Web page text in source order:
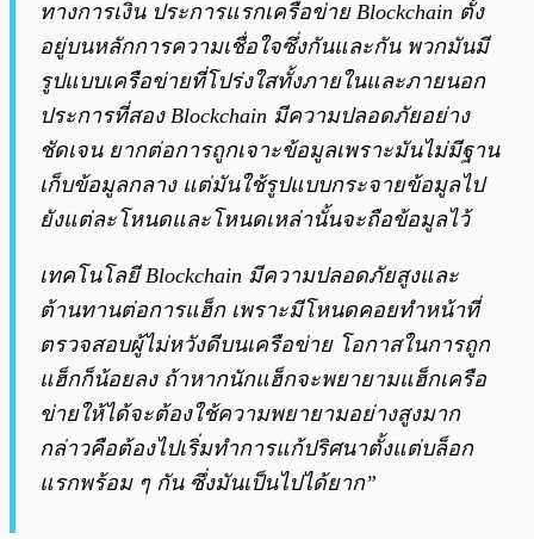
ทางการเงิน ประการแรกเครือข่าย Blockchain ตั้ง
อยู่บนหลักการความเชื่อใจซึ่งกันและกัน พวกมันมี
รูปแบบเครือข่ายที่โปร่งใสทั้งภายในและภายนอก
ประการที่สอง Blockchain มีความปลอดภัยอย่าง
ชัดเจน ยากต่อการถูกเจาะข้อมูลเพราะมันไม่มีฐาน
เก็บข้อมูลกลางแต่มันใช้รูปแบบกระจายข้อมูลไป
ยังแต่ละโหนดและโหนดเหล่านั้นจะถือข้อมูลไว้
เทคโนโลยี Blockchain มีความปลอดภัยสูงและ
ต้านทานต่อการแฮ็ก เพราะมีโหนดคอยทำหน้าที่
ตรวจสอบผู้ไม่หวังดีบนเครือข่าย โอกาสในการถูก
แฮ็กก็น้อยลง ถ้าหากนักแฮ็กจะพยายามแฮ็กเครือ
ข่ายให้ได้จะต้องใช้ความพยายามอย่างสูงมาก
กล่าวคือต้องไปเริ่มทำการแก้ปริศนาตั้งแต่บล็อก
แรกพร้อม ๆ กัน ซึ่งมันเป็นไปได้ยาก”